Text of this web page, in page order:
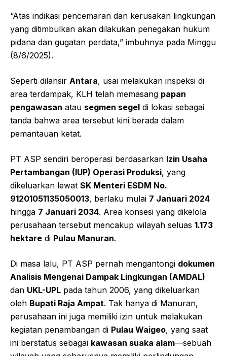
“Atas indikasi pencemaran dan kerusakan lingkungan
yang ditimbulkan akan dilakukan penegakan hukum
pidana dan gugatan perdata,” imbuhnya pada Minggu
(8/6/2025).
Seperti dilansir Antara, usai melakukan inspeksi di
area terdampak, KLH telah memasang papan
pengawasan atau segmen segel di lokasi sebagai
tanda bahwa area tersebut kini berada dalam
pemantauan ketat.
PT ASP sendiri beroperasi berdasarkan Izin Usaha
Pertambangan (IUP) Operasi Produksi, yang
dikeluarkan lewat SK Menteri ESDM No.
91201051135050013, berlaku mulai 7 Januari 2024
hingga 7 Januari 2034. Area konsesi yang dikelola
perusahaan tersebut mencakup wilayah seluas 1.173
hektare di Pulau Manuran.
Di masa lalu, PT ASP pernah mengantongi dokumen
Analisis Mengenai Dampak Lingkungan (AMDAL)
dan UKL-UPL pada tahun 2006, yang dikeluarkan
oleh Bupati Raja Ampat. Tak hanya di Manuran,
perusahaan ini juga memiliki izin untuk melakukan
kegiatan penambangan di Pulau Waigeo, yang saat
ini berstatus sebagai kawasan suaka alam—sebuah